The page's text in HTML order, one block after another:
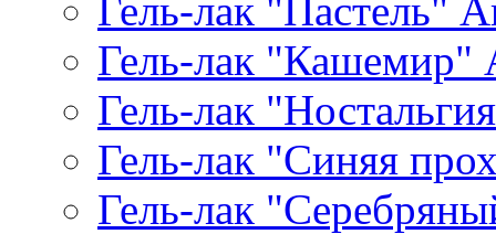
Гель-лак "Пастель"
Гель-лак "Кашемир"
Гель-лак
Гель-лак "Синяя
Гель-лак